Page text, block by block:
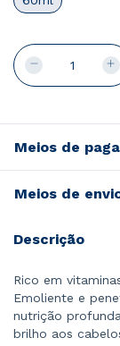
Meios de
Meios de
Descrição
Rico em
Emoliente e
nutrição
brilho aos